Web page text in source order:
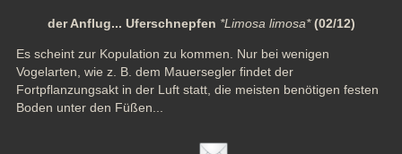
der Anflug... Uferschnepfen *Limosa limosa*(02/12)
Es scheint zur Kopulation zu kommen. Nur bei wenigen
Vogelarten, wie z. B. dem Mauersegler findet der
Fortpflanzungsakt in der Luft statt, die meisten benötigen festen
Boden unter den Füßen...